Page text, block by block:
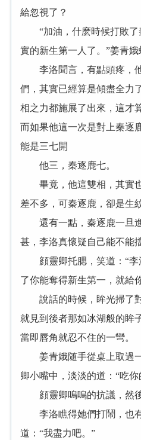
給忽視了？
“加油，什麽時候打敗了
實的新生第一人了。”姜青娥
李洛聞言，有點頭疼，
們，其實已經算是傾盡全力
相之力都施展了出來，這才
而如果他這一次是對上秦逐
能是三七開
他三，秦逐鹿七。
畢竟，他這雙相，其實也
差不多，可秦逐鹿，卻是生
還有一點，秦逐鹿一旦進
甚，李洛真懷疑自己能不能
顔靈卿托腮，笑道：“李
了你能奪得新生第一，就給
說話的時候，眸光掃了對
就見到後者那如冰湖般的眸
當即唇角就忍不住的一彎。
姜青娥随手從桌上取過一
卿小嘴中，淡淡的道：“吃你
顔靈卿嗚嗚的抗議，然後
李洛瞧得她們打鬧，也有
道：“我盡力吧。”